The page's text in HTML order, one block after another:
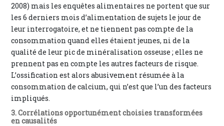
2008) mais les enquêtes alimentaires ne portent que sur
les 6 derniers mois d’alimentation de sujets le jour de
leur interrogatoire, et ne tiennent pas compte de la
consommation quand elles étaient jeunes, ni de la
qualité de leur pic de minéralisation osseuse ; elles ne
prennent pas en compte les autres facteurs de risque.
L’ossification est alors abusivement résumée à la
consommation de calcium, qui n’est que l’un des facteurs
impliqués.
3. Corrélations opportunément choisies transformées
en causalités